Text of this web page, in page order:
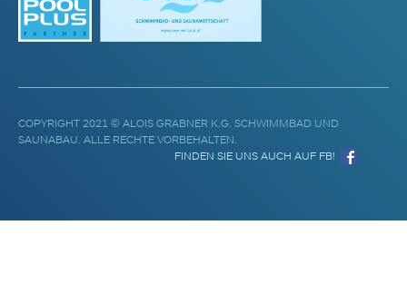
COPYRIGHT 2021 © ALOIS GRABNER K.G. SCHWIMMBAD UND
SAUNABAU. ALLE RECHTE VORBEHALTEN.
FINDEN SIE UNS AUCH AUF FB!